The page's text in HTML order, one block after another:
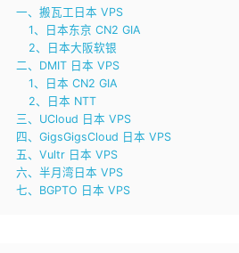
一、搬瓦工日本 VPS
1、日本东京 CN2 GIA
2、日本大阪软银
二、DMIT 日本 VPS
1、日本 CN2 GIA
2、日本 NTT
三、UCloud 日本 VPS
四、GigsGigsCloud 日本 VPS
五、Vultr 日本 VPS
六、半月湾日本 VPS
七、BGPTO 日本 VPS